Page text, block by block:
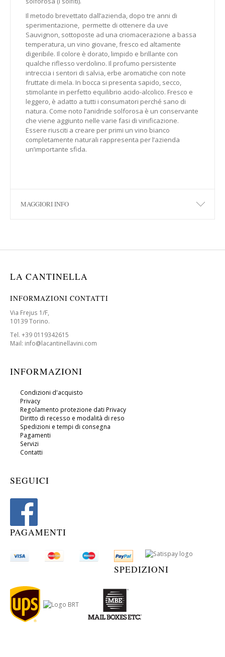
Il metodo brevettato dall’azienda, dopo tre anni di
sperimentazione, permette di ottenere da uve
Sauvignon, sottoposte ad una criomacerazione a bassa
temperatura, un vino giovane, fresco ed altamente
digeribile. Il colore è dorato, limpido e brillante con
qualche riflesso verdolino. Il profumo persistente
intreccia i sentori di salvia, erbe aromatiche con note
fruttate di mela. In bocca si presenta sapido, secco,
stimolante in perfetto equilibrio acido-alcolico. Fresco e
leggero, è adatto a tutti i consumatori perché sano di
natura. Come noto l’anidride solforosa è un conservante
che viene aggiunto nelle varie fasi di vinificazione.
Essere riusciti a creare per primi un vino bianco
completamente naturali rappresenta per l’azienda
un’importante sfida.
MAGGIORI INFO
LA CANTINELLA
INFORMAZIONI CONTATTI
Via Frejus 1/F,
10139 Torino.
Tel. +39 0119342615
Mail: info@lacantinellavini.com
INFORMAZIONI
Condizioni d'acquisto
Privacy
Regolamento protezione dati Privacy
Diritto di recesso e modalità di reso
Spedizioni e tempi di consegna
Pagamenti
Servizi
Contatti
SEGUICI
PAGAMENTI
SPEDIZIONI